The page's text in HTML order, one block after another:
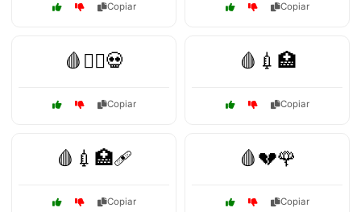
Copiar Copiar
🩸🏴‍☠️💀
Copiar
🩸💉🏥
Copiar
🩸💉🏥🩹
Copiar
🩸💔🌹
Copiar